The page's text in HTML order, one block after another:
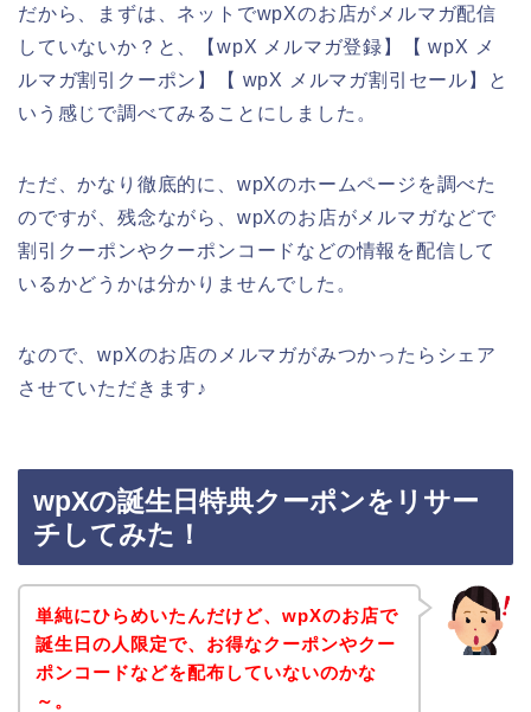
だから、まずは、ネットでwpXのお店がメルマガ配信
していないか？と、【wpX メルマガ登録】【 wpX メ
ルマガ割引クーポン】【 wpX メルマガ割引セール】と
いう感じで調べてみることにしました。
ただ、かなり徹底的に、wpXのホームページを調べた
のですが、残念ながら、wpXのお店がメルマガなどで
割引クーポンやクーポンコードなどの情報を配信して
いるかどうかは分かりませんでした。
なので、wpXのお店のメルマガがみつかったらシェア
させていただきます♪
wpXの誕生日特典クーポンをリサー
チしてみた！
単純にひらめいたんだけど、wpXのお店で
誕生日の人限定で、お得なクーポンやクー
ポンコードなどを配布していないのかな
～。